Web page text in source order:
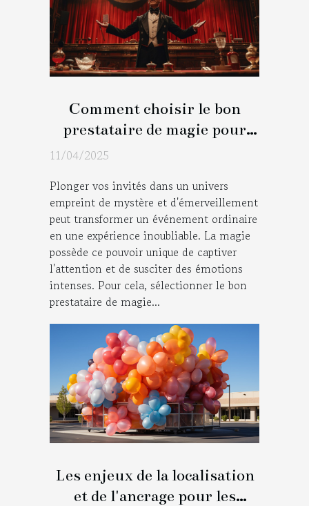
Comment choisir le bon
prestataire de magie pour
marquer les esprits lors de
11/04/2025
Plonger vos invités dans un univers
empreint de mystère et d'émerveillement
peut transformer un événement ordinaire
en une expérience inoubliable. La magie
possède ce pouvoir unique de captiver
l'attention et de susciter des émotions
intenses. Pour cela, sélectionner le bon
prestataire de magie...
Les enjeux de la localisation
et de l'ancrage pour les